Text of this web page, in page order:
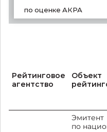
по оценке АКРА
Рейтинговое
агентство
Объект
Эмитент
по